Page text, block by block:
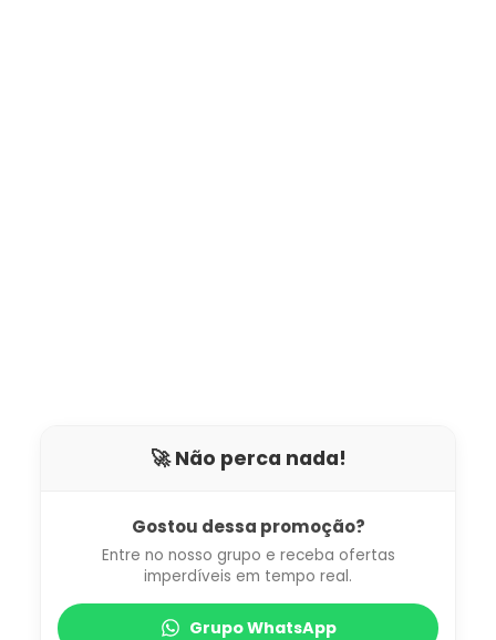
🚀 Não perca nada!
Gostou dessa promoção?
Entre no nosso grupo e receba ofertas
imperdíveis em tempo real.
Grupo WhatsApp